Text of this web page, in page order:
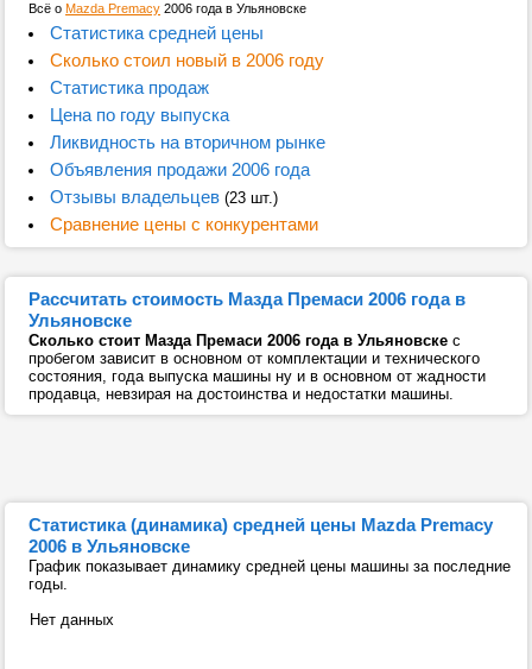
Всё о Mazda Premacy 2006 года в Ульяновске
Статистика средней цены
Сколько стоил новый в 2006 году
Статистика продаж
Цена по году выпуска
Ликвидность на вторичном рынке
Объявления продажи 2006 года
Отзывы владельцев(23 шт.)
Сравнение цены с конкурентами
Рассчитать стоимость Мазда Премаси 2006 года в
Ульяновске
Сколько стоит Мазда Премаси 2006 года в Ульяновске с
пробегом зависит в основном от комплектации и технического
состояния, года выпуска машины ну и в основном от жадности
продавца, невзирая на достоинства и недостатки машины.
Статистика (динамика) средней цены Mazda Premacy
2006 в Ульяновске
График показывает динамику средней цены машины за последние
годы.
Нет данных